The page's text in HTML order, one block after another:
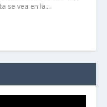
se vea en la...